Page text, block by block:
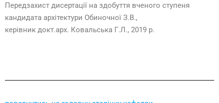
Передзахист дисертації на здобуття вченого ступеня
кандидата архітектури Обиночної З.В.,
керівник докт.арх. Ковальська Г.Л., 2019 р.